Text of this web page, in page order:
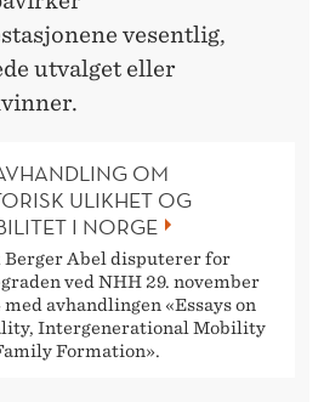
vesentlig,
utvalget eller
OM
ULIKHET OG
I NORGE
Abel disputerer for
ved NHH 29. november
med avhandlingen «Essays on
Intergenerational Mobility
Formation».